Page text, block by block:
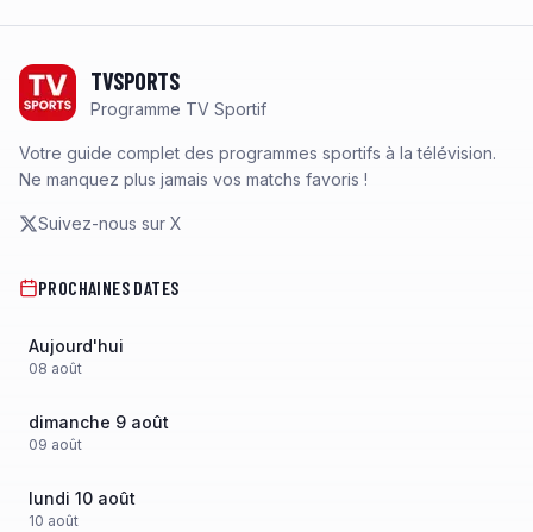
TVSPORTS
Programme TV Sportif
Votre guide complet des programmes sportifs à la télévision.
Ne manquez plus jamais vos matchs favoris !
Suivez-nous sur X
PROCHAINES DATES
Aujourd'hui
08 août
dimanche 9 août
09 août
lundi 10 août
10 août